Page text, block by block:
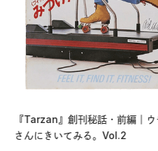
『Tarzan』創刊秘話・前編｜ウ
さんにきいてみる。Vol.2